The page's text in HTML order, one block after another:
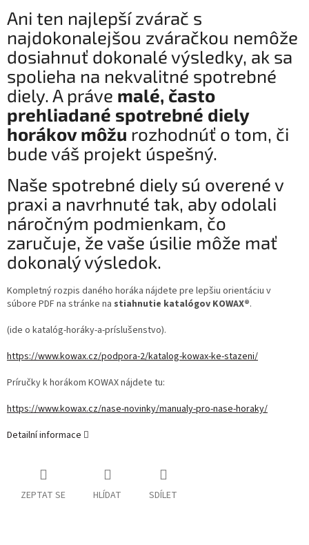
Ani ten najlepší zvárač s
najdokonalejšou zváračkou nemôže
dosiahnuť dokonalé výsledky, ak sa
spolieha na nekvalitné spotrebné
diely. A práve malé, často
prehliadané spotrebné diely
horákov môžu rozhodnúť o tom, či
bude váš projekt úspešný.
Naše spotrebné diely sú overené v
praxi a navrhnuté tak, aby odolali
náročným podmienkam, čo
zaručuje, že vaše úsilie môže mať
dokonalý výsledok.
Kompletný rozpis daného horáka nájdete pre lepšiu orientáciu v
súbore PDF na stránke na stiahnutie katalógov KOWAX®.
(ide o katalóg-horáky-a-príslušenstvo).
https://www.kowax.cz/podpora-2/katalog-kowax-ke-stazeni/
Príručky k horákom KOWAX nájdete tu:
https://www.kowax.cz/nase-novinky/manualy-pro-nase-horaky/
Detailní informace
ZEPTAT SE HLÍDAT SDÍLET